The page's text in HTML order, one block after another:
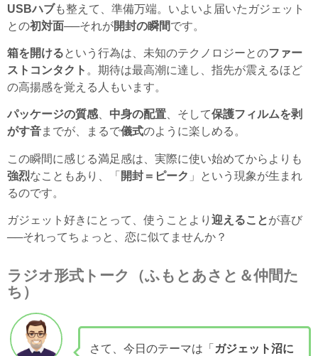
USBハブも整えて、準備万端。いよいよ届いたガジェット
との初対面──それが開封の瞬間です。
箱を開けるという行為は、未知のテクノロジーとのファー
ストコンタクト 。期待は最高潮に達し、指先が震えるほど
の高揚感を覚える人もいます。
パッケージの質感 中身の配置 、そして保護フィルムを剥
がす音までが、まるで儀式のように楽しめる。
この瞬間に感じる満足感は、実際に使い始めてからよりも
強烈なこともあり、「 開封＝ピーク 」という現象が生まれ
るのです。
ガジェット好きにとって、使うことより 迎えることが喜び
──それってちょっと、恋に似てませんか？
ラジオ形式トーク（ふもとあさと＆仲間た
ち）
さて、今日のテーマは「 ガジェット沼に